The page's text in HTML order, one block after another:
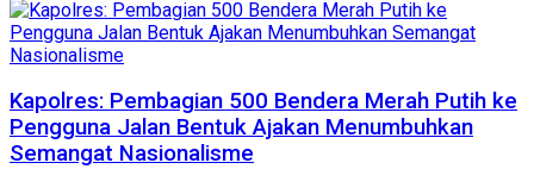
Kapolres: Pembagian 500 Bendera Merah Putih ke
Pengguna Jalan Bentuk Ajakan Menumbuhkan
Semangat Nasionalisme